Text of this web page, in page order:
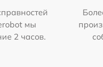
мы
2 часов.